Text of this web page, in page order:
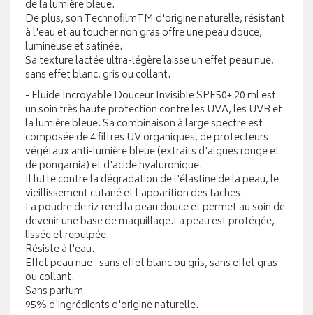
de la lumière bleue.
De plus, son TechnofilmTM d'origine naturelle, résistant
à l'eau et au toucher non gras offre une peau douce,
lumineuse et satinée.
Sa texture lactée ultra-légère laisse un effet peau nue,
sans effet blanc, gris ou collant.
- Fluide Incroyable Douceur Invisible SPF50+ 20 ml est
un soin très haute protection contre les UVA, les UVB et
la lumière bleue. Sa combinaison à large spectre est
composée de 4 filtres UV organiques, de protecteurs
végétaux anti-lumière bleue (extraits d'algues rouge et
de pongamia) et d'acide hyaluronique.
Il lutte contre la dégradation de l'élastine de la peau, le
vieillissement cutané et l'apparition des taches.
La poudre de riz rend la peau douce et permet au soin de
devenir une base de maquillage.La peau est protégée,
lissée et repulpée.
Résiste à l'eau.
Effet peau nue : sans effet blanc ou gris, sans effet gras
ou collant.
Sans parfum.
95% d'ingrédients d'origine naturelle.